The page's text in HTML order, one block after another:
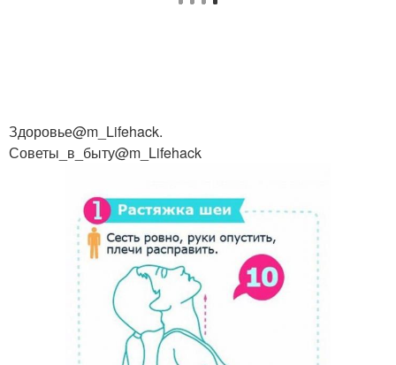
Здоровье@m_Lifehack.
Советы_в_быту@m_Lifehack